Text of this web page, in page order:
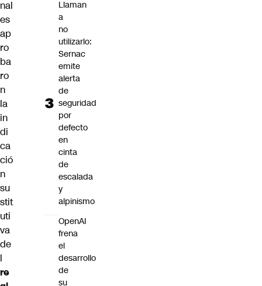
nal
es
ap
ro
ba
ro
n
la
in
di
ca
ció
n
su
stit
uti
va
de
l
re
Llaman
a
no
utilizarlo:
Sernac
emite
alerta
de
seguridad
por
defecto
en
cinta
de
escalada
y
alpinismo
OpenAI
frena
el
desarrollo
de
su